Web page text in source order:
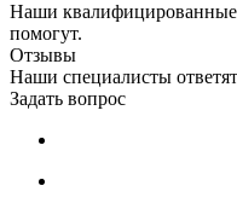
Наши квалифицированные
помогут.
Отзывы
Наши специалисты
Задать вопрос